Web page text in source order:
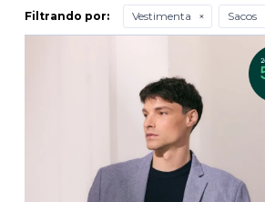
Filtrando por: Vestimenta Sacos